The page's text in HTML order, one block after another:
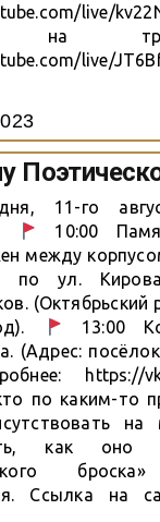
live/
на
live/
11-го
10:00
между
по ул.
13:00
(Адрес:
https://
по каким-то
как оно
Ссылка на